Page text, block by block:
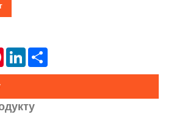
PinterestLinkedIn